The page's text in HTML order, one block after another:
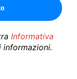
Informativa